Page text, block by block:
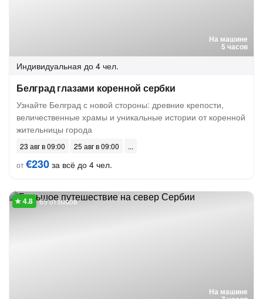
На машине
5 часов
Индивидуальная до 4 чел.
Белград глазами коренной сербки
Узнайте Белград с новой стороны: древние крепости,
величественные храмы и уникальные истории от коренной
жительницы города
23 авг в 09:00
25 авг в 09:00
от€230 за всё до 4 чел.
На машине
65 отзывов